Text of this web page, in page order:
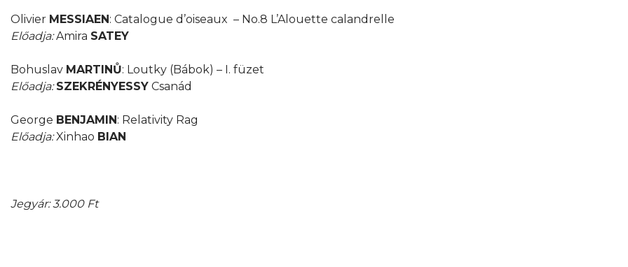
Olivier MESSIAEN: Catalogue d’oiseaux – No.8 L’Alouette calandrelle
Előadja:Amira SATEY
Bohuslav MARTINŮ: Loutky (Bábok) – I. füzet
Előadja: SZEKRÉNYESSY Csanád
George BENJAMIN: Relativity Rag
Előadja:Xinhao BIAN
Jegyár: 3.000 Ft